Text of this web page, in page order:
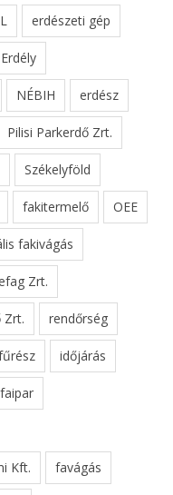
erdészeti gép
Erdély
NÉBIH erdész
Pilisi Parkerdő Zrt.
Székelyföld
fakitermelő OEE
fakivágás
Zrt.
Zrt. rendőrség
időjárás
faipar
Kft. favágás